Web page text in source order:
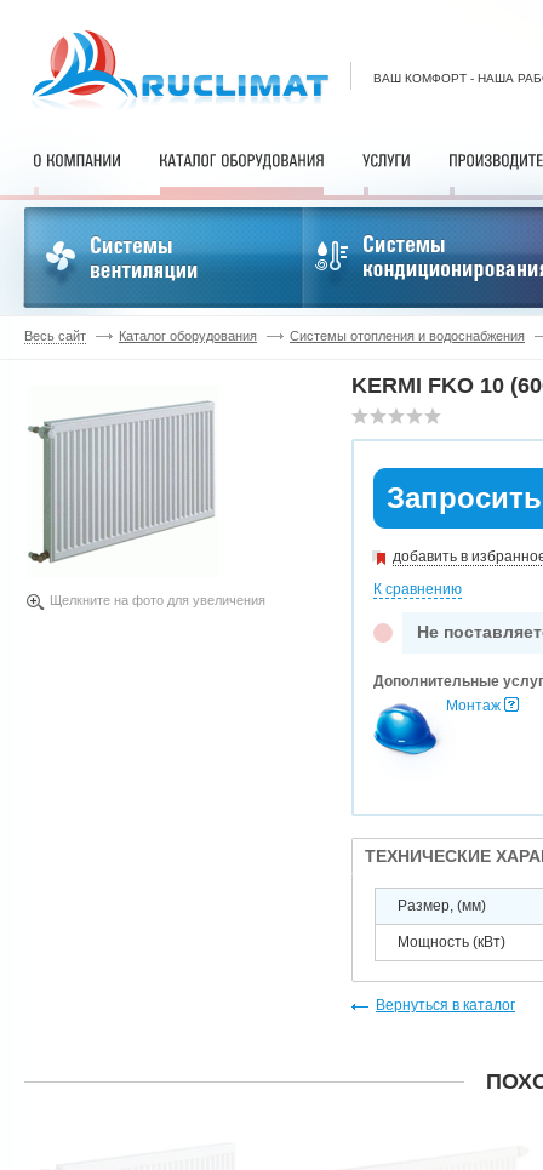
ВАШ КОМФОРТ - НАША
Весь сайт Каталог оборудования Системы отопления и водоснабжения
Щелкните на фото для увеличения
KERMI FKO 10
добавить в
К сравнению
Не
Дополнительные
Монтаж
ТЕХНИЧЕСКИЕ
Размер, (мм)
Мощность (кВт)
Вернуться в каталог